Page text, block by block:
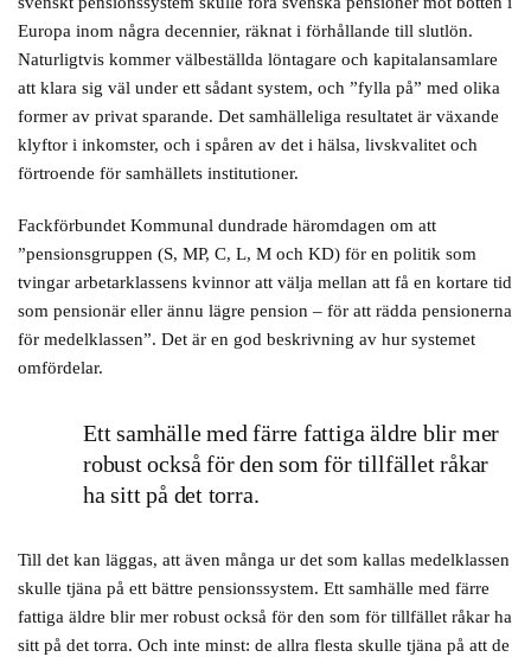
Europa inom några decennier, räknat i förhållande till slutlön.
Naturligtvis kommer välbeställda löntagare och kapitalansamlare
att klara sig väl under ett sådant system, och ”fylla på” med olika
former av privat sparande. Det samhälleliga resultatet är växande
klyftor i inkomster, och i spåren av det i hälsa, livskvalitet och
förtroende för samhällets institutioner.
Fackförbundet Kommunal dundrade häromdagen om att
”pensionsgruppen (S, MP, C, L, M och KD) för en politik som
tvingar arbetarklassens kvinnor att välja mellan att få en kortare tid
som pensionär eller ännu lägre pension – för att rädda pensionerna
för medelklassen”. Det är en god beskrivning av hur systemet
omfördelar.
Ett samhälle med färre fattiga äldre blir mer
robust också för den som för tillfället råkar
ha sitt på det torra.
Till det kan läggas, att även många ur det som kallas medelklassen
skulle tjäna på ett bättre pensionssystem. Ett samhälle med färre
fattiga äldre blir mer robust också för den som för tillfället råkar ha
sitt på det torra. Och inte minst: de allra flesta skulle tjäna på att de